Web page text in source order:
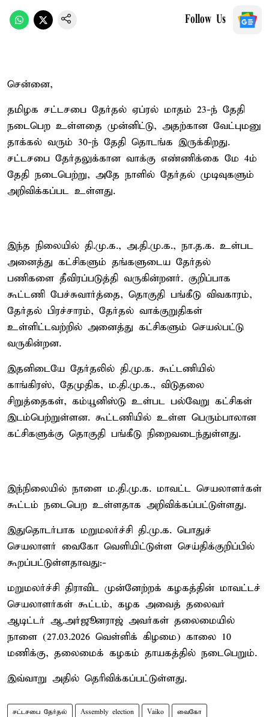
Follow Us
சென்னை,
தமிழக சட்டசபை தேர்தல் ஏப்ரல் மாதம் 23-ந் தேதி
நடைபெற உள்ளதை முன்னிட்டு, அதற்கான வேட்புமனு
தாக்கல் வரும் 30-ந் தேதி தொடங்க இருக்கிறது.
சட்டசபை தேர்தலுக்கான வாக்கு எண்ணிக்கை மே 4ம்
தேதி நடைபெற்று, அதே நாளில் தேர்தல் முடிவுகளும்
அறிவிக்கப்பட உள்ளது.
இந்த நிலையில் தி.மு.க., அ.தி.மு.க., நா.த.க. உள்பட
அனைத்து கட்சிகளும் தங்களுடைய தேர்தல்
பணிகளை தீவிரப்படுத்தி வருகின்றனர். குறிப்பாக
கூட்டணி பேச்சுவார்த்தை, தொகுதி பங்கீடு விவகாரம்,
தேர்தல் பிரச்சாரம், தேர்தல் வாக்குறுதிகள்
உள்ளிட்டவற்றில் அனைத்து கட்சிகளும் செயல்பட்டு
வருகின்றன.
இதனிடையே தேர்தலில் தி.மு.க. கூட்டணியில்
காங்கிரஸ், தேமுதிக, ம.தி.மு.க., விடுதலை
சிறுத்தைகள், கம்யூனிஸ்டு உள்பட பல்வேறு கட்சிகள்
இடம்பெற்றுள்ளன. கூட்டணியில் உள்ள பெரும்பாலான
கட்சிகளுக்கு தொகுதி பங்கீடு நிறைவடைந்துள்ளது.
இந்நிலையில் நாளை ம.தி.மு.க. மாவட்ட செயலாளர்கள்
கூட்டம் நடைபெற உள்ளதாக அறிவிக்கப்பட்டுள்ளது.
இதுதொடர்பாக மறுமலர்ச்சி தி.மு.க. பொதுச்
செயலாளர் வைகோ வெளியிட்டுள்ள செய்திக்குறிப்பில்
கூறப்பட்டுள்ளதாவது:-
மறுமலர்ச்சி திராவிட முன்னேற்றக் கழகத்தின் மாவட்டச்
செயலாளர்கள் கூட்டம், கழக அவைத் தலைவர்
ஆடிட்டர் ஆ.அர்ஜூனராஜ் அவர்கள் தலைமையில்
நாளை (27.03.2026 வெள்ளிக் கிழமை) காலை 10
மணிக்கு, தலைமைக் கழகம் தாயகத்தில் நடைபெறும்.
இவ்வாறு அதில் தெரிவிக்கப்பட்டுள்ளது.
சட்டசபை தேர்தல் Assembly election Vaiko வைகோ